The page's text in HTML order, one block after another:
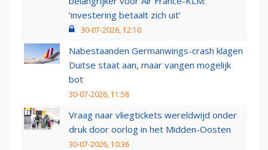
‘investering betaalt zich uit’
30-07-2026, 12:10
Nabestaanden Germanwings-crash klagen
Duitse staat aan, maar vangen mogelijk
bot
30-07-2026, 11:58
Vraag naar vliegtickets wereldwijd onder
druk door oorlog in het Midden-Oosten
30-07-2026, 10:36